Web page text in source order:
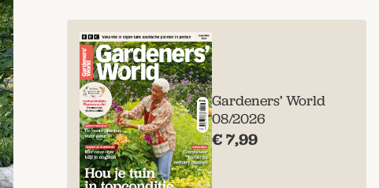
Gardeners’ World
08/2026
€ 7,99